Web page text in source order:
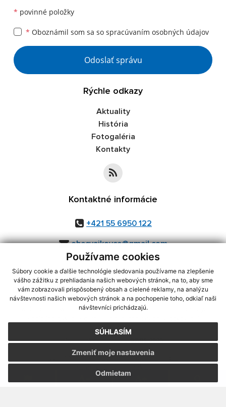
Používame cookies
Súbory cookie a ďalšie technológie sledovania používame na zlepšenie
vášho zážitku z prehliadania našich webových stránok, na to, aby sme
vám zobrazovali prispôsobený obsah a cielené reklamy, na analýzu
návštevnosti našich webových stránok a na pochopenie toho, odkiaľ naši
návštevníci prichádzajú.
SÚHLASÍM
Odmietam
Zmeniť moje nastavenia
* povinné položky
* Oboznámil som sa so spracúvaním osobných údajov
Odoslať správu
Rýchle odkazy
Aktuality
História
Fotogaléria
Kontakty
Kontaktné informácie
+421 55 6950 122
obecvajkovce@gmail.com
využite možnosť získavania aktuálnych informácií s využitím RSS
CMS systém (redakčný) systém ECHELON 2,Mapa stránok,web portál
webex.digital, s.r.o.,domény,registrácia domény
Posledná aktualizácia:07.08.2026
Vytlačiť stránku|Vyhlásenie o prístupnosti